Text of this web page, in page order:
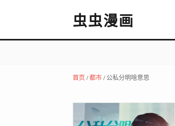
虫虫漫画
首页/都市/ 公私分明啥意思